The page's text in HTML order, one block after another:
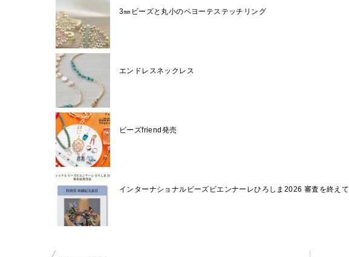
3㎜ビーズと丸小のペヨーテステッチリング
エンドレスネックレス
ビーズfriend発売
インターナショナルビーズビエンナーレひろしま2026 審査を終えて